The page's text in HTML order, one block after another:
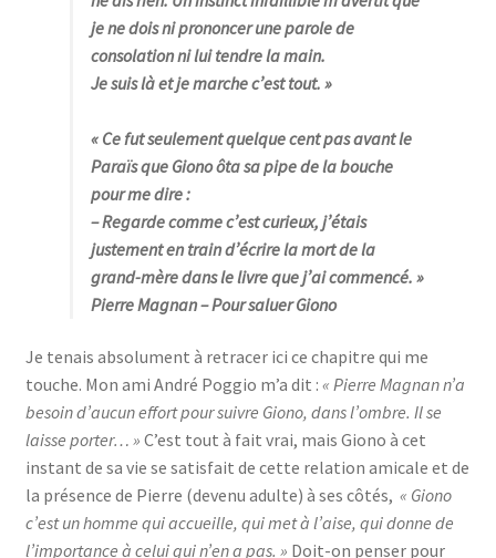
je ne dois ni prononcer une parole de
consolation ni lui tendre la main.
Je suis là et je marche c’est tout. »
« Ce fut seulement quelque cent pas avant le
Paraïs que Giono ôta sa pipe de la bouche
pour me dire :
– Regarde comme c’est curieux, j’étais
justement en train d’écrire la mort de la
grand-mère dans le livre que j’ai commencé. »
Pierre Magnan– Pour saluer Giono
Je tenais absolument à retracer ici ce chapitre qui me
touche. Mon ami André Poggio m’a dit : « Pierre Magnan n’a
besoin d’aucun effort pour suivre Giono, dans l’ombre. Il se
laisse porter… » C’est tout à fait vrai, mais Giono à cet
instant de sa vie se satisfait de cette relation amicale et de
la présence de Pierre (devenu adulte) à ses côtés, « Giono
c’est un homme qui accueille, qui met à l’aise, qui donne de
l’importance à celui qui n’en a pas. » Doit-on penser pour